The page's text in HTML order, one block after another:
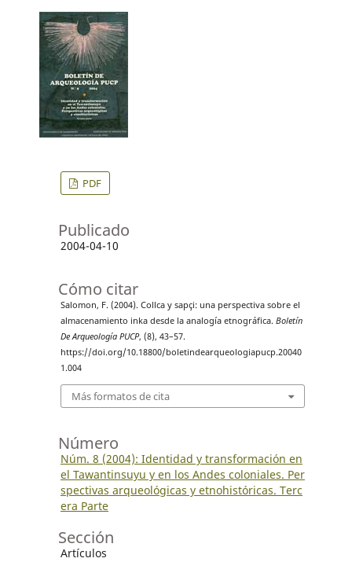
PDF
Publicado
2004-04-10
Cómo citar
Salomon, F. (2004). Collca y sapçi: una perspectiva sobre el
almacenamiento inka desde la analogía etnográfica. Boletín
De Arqueología PUCP, (8), 43–57.
https://doi.org/10.18800/boletindearqueologiapucp.20040
1.004
Más formatos de cita
Número
Núm. 8 (2004): Identidad y transformación en
el Tawantinsuyu y en los Andes coloniales. Per
spectivas arqueológicas y etnohistóricas. Terc
era Parte
Sección
Artículos